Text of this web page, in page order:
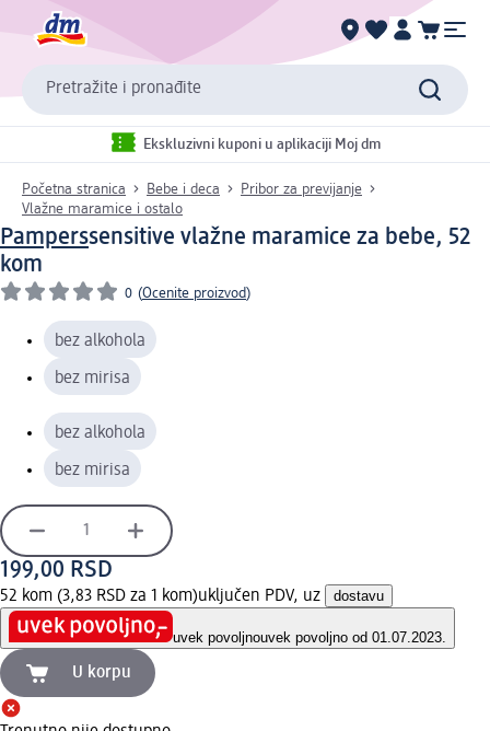
Pretražite i pronađite
Ekskluzivni kuponi u aplikaciji Moj dm
Početna stranica Bebe i deca
Pribor za previjanje
Vlažne maramice i ostalo
Pamperssensitive vlažne maramice za bebe, 52
kom
0 (Ocenite proizvod)
bez alkohola
bez mirisa
bez alkohola
bez mirisa
199,00 RSD
52 kom (3,83 RSD za 1 kom)uključen PDV, uz dostavu
uvek povoljnouvek povoljno od 01.07.2023.
U korpu